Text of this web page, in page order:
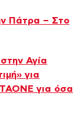
Πάτρα – Στο
Αγία
για
για όσα